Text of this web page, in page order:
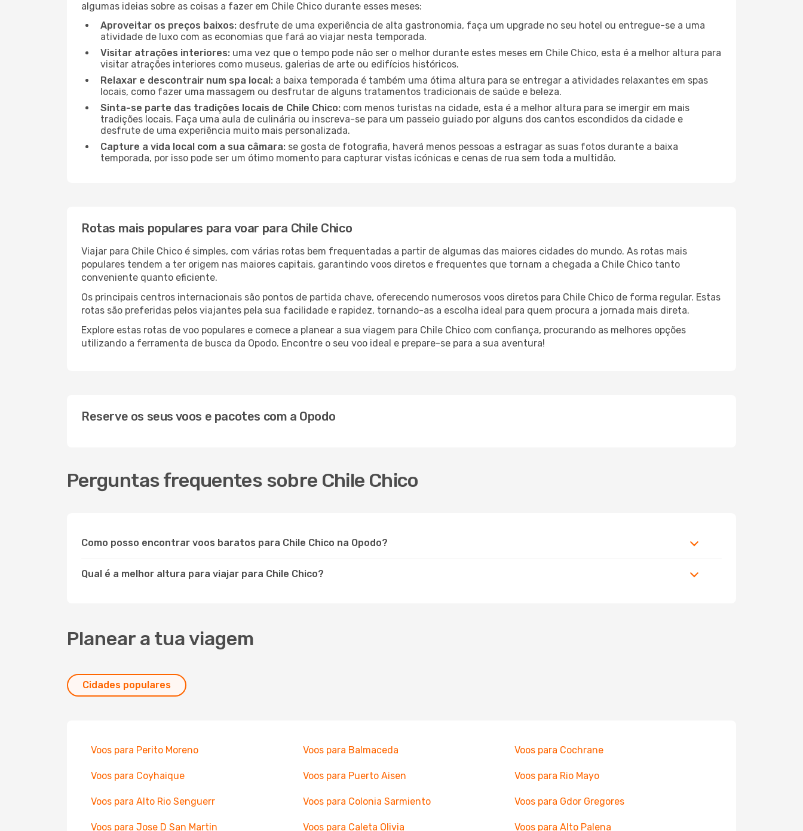
algumas ideias sobre as coisas a fazer em Chile Chico durante esses meses:
Aproveitar os preços baixos: desfrute de uma experiência de alta gastronomia, faça um upgrade no seu hotel ou entregue-se a uma
atividade de luxo com as economias que fará ao viajar nesta temporada.
Visitar atrações interiores: uma vez que o tempo pode não ser o melhor durante estes meses em Chile Chico, esta é a melhor altura para
visitar atrações interiores como museus, galerias de arte ou edifícios históricos.
Relaxar e descontrair num spa local: a baixa temporada é também uma ótima altura para se entregar a atividades relaxantes em spas
locais, como fazer uma massagem ou desfrutar de alguns tratamentos tradicionais de saúde e beleza.
Sinta-se parte das tradições locais de Chile Chico: com menos turistas na cidade, esta é a melhor altura para se imergir em mais
tradições locais. Faça uma aula de culinária ou inscreva-se para um passeio guiado por alguns dos cantos escondidos da cidade e
desfrute de uma experiência muito mais personalizada.
Capture a vida local com a sua câmara: se gosta de fotografia, haverá menos pessoas a estragar as suas fotos durante a baixa
temporada, por isso pode ser um ótimo momento para capturar vistas icónicas e cenas de rua sem toda a multidão.
Rotas mais populares para voar para Chile Chico
Viajar para Chile Chico é simples, com várias rotas bem frequentadas a partir de algumas das maiores cidades do mundo. As rotas mais
populares tendem a ter origem nas maiores capitais, garantindo voos diretos e frequentes que tornam a chegada a Chile Chico tanto
conveniente quanto eficiente.
Os principais centros internacionais são pontos de partida chave, oferecendo numerosos voos diretos para Chile Chico de forma regular. Estas
rotas são preferidas pelos viajantes pela sua facilidade e rapidez, tornando-as a escolha ideal para quem procura a jornada mais direta.
Explore estas rotas de voo populares e comece a planear a sua viagem para Chile Chico com confiança, procurando as melhores opções
utilizando a ferramenta de busca da Opodo. Encontre o seu voo ideal e prepare-se para a sua aventura!
Reserve os seus voos e pacotes com a Opodo
Perguntas frequentes sobre Chile Chico
Como posso encontrar voos baratos para Chile Chico na Opodo?
Qual é a melhor altura para viajar para Chile Chico?
Planear a tua viagem
Cidades populares
Voos para Perito Moreno Voos para Balmaceda Voos para Cochrane
Voos para Coyhaique Voos para Puerto Aisen Voos para Rio Mayo
Voos para Alto Rio Senguerr Voos para Colonia Sarmiento Voos para Gdor Gregores
Voos para Jose D San Martin Voos para Caleta Olivia Voos para Alto Palena